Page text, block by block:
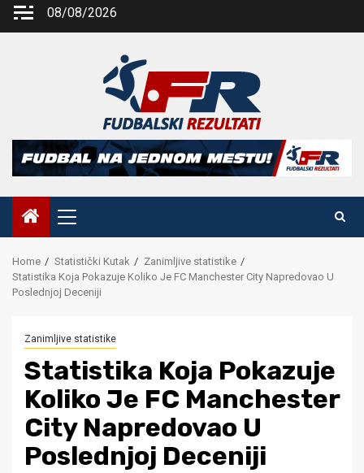
Skip
08/08/2026
Primary
Menu
Home Statistički Kutak
Zanimljive statistike
Statistika Koja Pokazuje Koliko Je FC Manchester City Napredovao U
Poslednjoj Deceniji
Zanimljive statistike
Statistika Koja Pokazuje
Koliko Je FC Manchester
City Napredovao U
Poslednjoj Deceniji